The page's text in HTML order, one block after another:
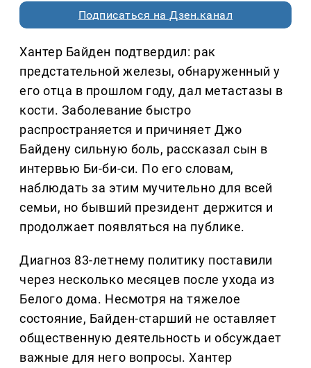
Подписаться на Дзен.канал
Хантер Байден подтвердил: рак
предстательной железы, обнаруженный у
его отца в прошлом году, дал метастазы в
кости. Заболевание быстро
распространяется и причиняет Джо
Байдену сильную боль, рассказал сын в
интервью Би-би-си. По его словам,
наблюдать за этим мучительно для всей
семьи, но бывший президент держится и
продолжает появляться на публике.
Диагноз 83-летнему политику поставили
через несколько месяцев после ухода из
Белого дома. Несмотря на тяжелое
состояние, Байден-старший не оставляет
общественную деятельность и обсуждает
важные для него вопросы. Хантер